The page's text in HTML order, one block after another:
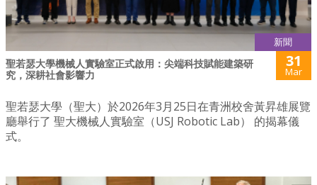
新聞
聖若瑟大學機械人實驗室正式啟用：尖端科技賦能建築研
究，深耕社會影響力
31
Mar
聖若瑟大學（聖大）於2026年3月25日在青洲校舍黃昇雄展覽
廳舉行了 聖大機械人實驗室（USJ Robotic Lab） 的揭幕儀
式。